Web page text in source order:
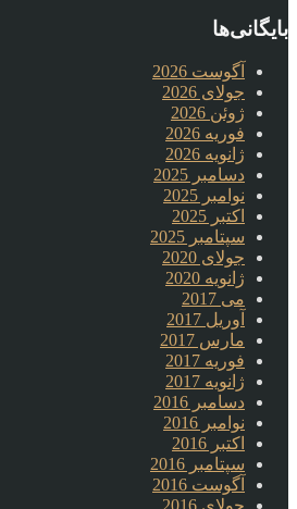
بایگانی‌ها
آگوست 2026
جولای 2026
ژوئن 2026
فوریه 2026
ژانویه 2026
دسامبر 2025
نوامبر 2025
اکتبر 2025
سپتامبر 2025
جولای 2020
ژانویه 2020
می 2017
آوریل 2017
مارس 2017
فوریه 2017
ژانویه 2017
دسامبر 2016
نوامبر 2016
اکتبر 2016
سپتامبر 2016
آگوست 2016